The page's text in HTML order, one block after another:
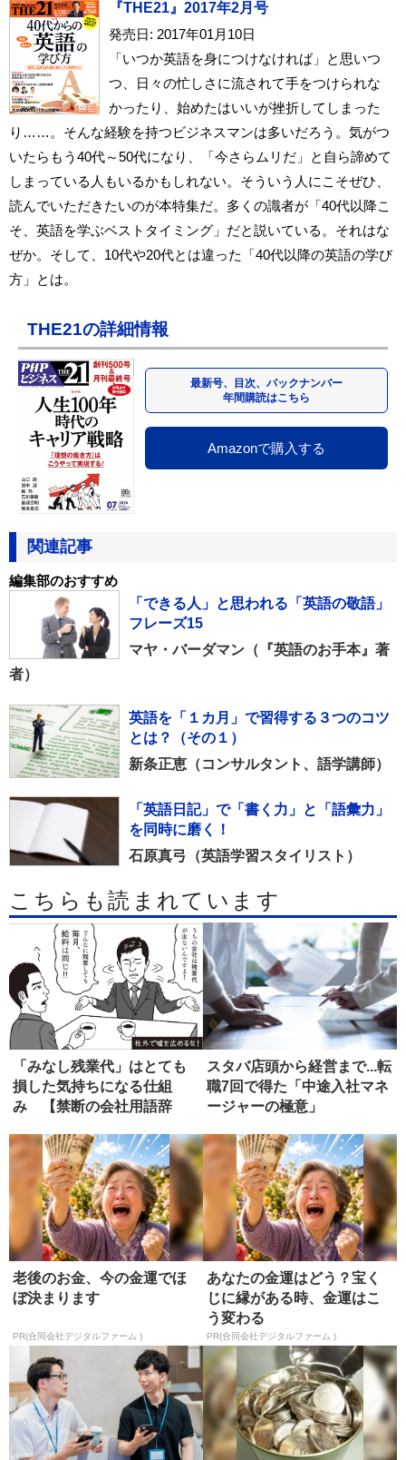
『THE21』2017年2月号
発売日: 2017年01月10日
「いつか英語を身につけなければ」と思いつ
つ、日々の忙しさに流されて手をつけられな
かったり、始めたはいいが挫折してしまった
り……。そんな経験を持つビジネスマンは多いだろう。気がつ
いたらもう40代～50代になり、「今さらムリだ」と自ら諦めて
しまっている人もいるかもしれない。そういう人にこそぜひ、
読んでいただきたいのが本特集だ。多くの識者が「40代以降こ
そ、英語を学ぶベストタイミング」だと説いている。それはな
ぜか。そして、10代や20代とは違った「40代以降の英語の学び
方」とは。
THE21の詳細情報
最新号、目次、バックナンバー
年間購読はこちら
Amazonで購入する
関連記事
編集部のおすすめ
「できる人」と思われる「英語の敬語」
フレーズ15
マヤ・バーダマン（『英語のお手本』著
者）
英語を「１カ月」で習得する３つのコツ
とは？（その１）
新条正恵（コンサルタント、語学講師）
「英語日記」で「書く力」と「語彙力」
を同時に磨く！
石原真弓（英語学習スタイリスト）
こちらも読まれています
「みなし残業代」はとても
損した気持ちになる仕組
み 【禁断の会社用語辞
スタバ店頭から経営まで...転
職7回で得た「中途入社マネ
ージャーの極意」
老後のお金、今の金運でほ
ぼ決まります
PR(合同会社デジタルファーム )
あなたの金運はどう？宝く
じに縁がある時、金運はこ
う変わる
PR(合同会社デジタルファーム )